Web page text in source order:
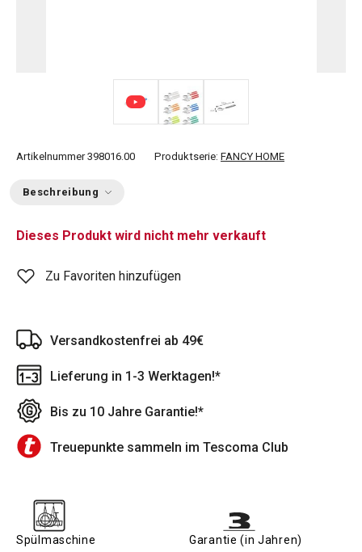
Artikelnummer 398016.00 Produktserie: FANCY HOME
Beschreibung
Dieses Produkt wird nicht mehr verkauft
Zu Favoriten hinzufügen
Versandkostenfrei ab 49€
Lieferung in 1-3 Werktagen!*
Bis zu 10 Jahre Garantie!*
Treuepunkte sammeln im Tescoma Club
Spülmaschine Garantie (in Jahren)